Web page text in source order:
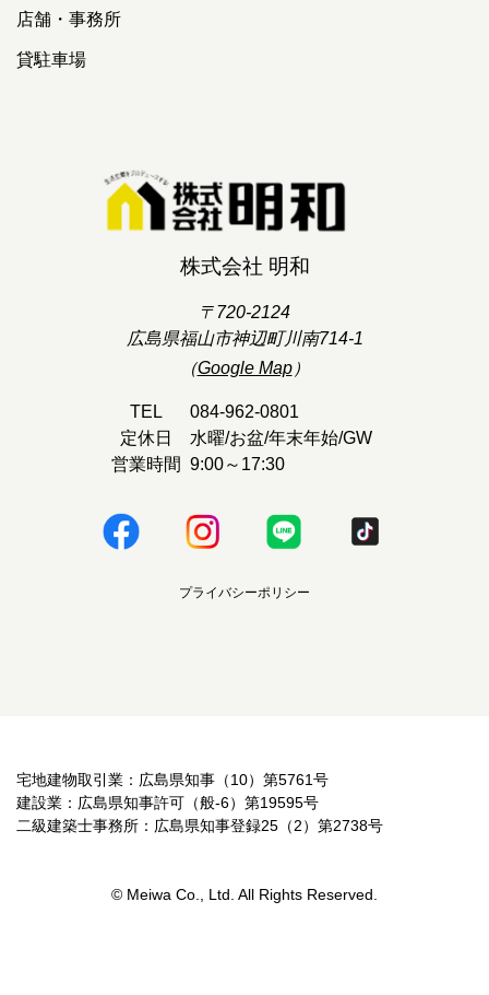
店舗・事務所
貸駐車場
株式会社 明和
〒720-2124
広島県福山市神辺町川南714-1
（Google Map）
TEL
084-962-0801
定休日
水曜/お盆/年末年始/GW
営業時間 9:00～17:30
プライバシーポリシー
宅地建物取引業：広島県知事（10）第5761号
建設業：広島県知事許可（般-6）第19595号
二級建築士事務所：広島県知事登録25（2）第2738号
© Meiwa Co., Ltd. All Rights Reserved.